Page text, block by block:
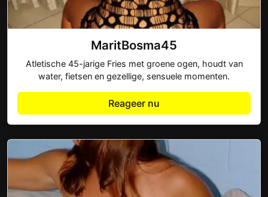
MaritBosma45
Atletische 45-jarige Fries met groene ogen, houdt van
water, fietsen en gezellige, sensuele momenten.
Reageer nu